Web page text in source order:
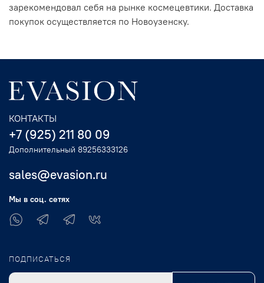
зарекомендовал себя на рынке космецевтики. Доставка
покупок осуществляется по Новоузенску.
КОНТАКТЫ
+7 (925) 211 80 09
Дополнительный 89256333126
sales@evasion.ru
Мы в соц. сетях
ПОДПИСАТЬСЯ